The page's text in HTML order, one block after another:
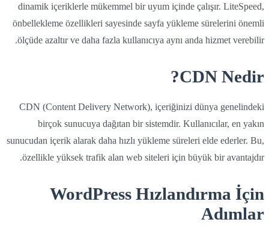
dinamik içeriklerle mükemmel bir uyum içinde çalışır. LiteSpeed,
önbellekleme özellikleri sayesinde sayfa yükleme sürelerini önemli
ölçüde azaltır ve daha fazla kullanıcıya aynı anda hizmet verebilir.
CDN Nedir?
CDN (Content Delivery Network), içeriğinizi dünya genelindeki
birçok sunucuya dağıtan bir sistemdir. Kullanıcılar, en yakın
sunucudan içerik alarak daha hızlı yükleme süreleri elde ederler. Bu,
özellikle yüksek trafik alan web siteleri için büyük bir avantajdır.
WordPress Hızlandırma İçin
Adımlar